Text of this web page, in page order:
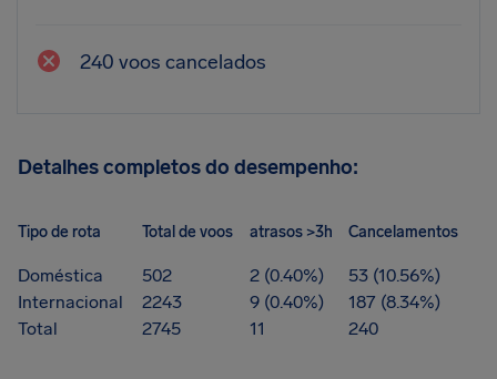
240 voos cancelados
Detalhes completos do desempenho:
Tipo de rota Total de voos atrasos >3h Cancelamentos
Doméstica 502 2 (0.40%)
53 (10.56%)
Internacional
2243 9 (0.40%)
187 (8.34%)
Total
2745 11 240